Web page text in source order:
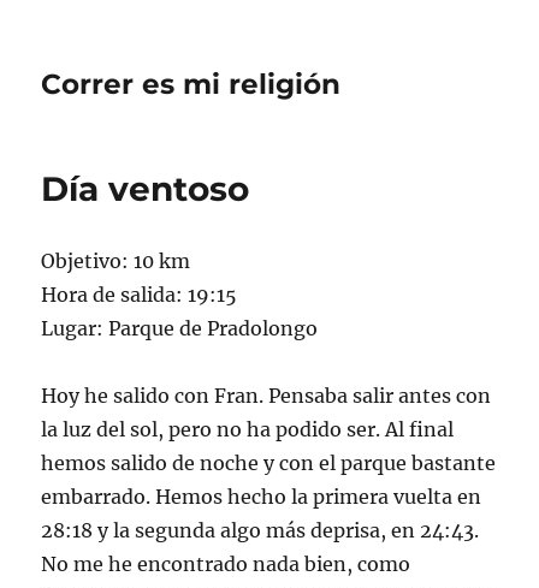
Correr es mi religión
Día ventoso
Objetivo: 10 km
Hora de salida: 19:15
Lugar: Parque de Pradolongo
Hoy he salido con Fran. Pensaba salir antes con
la luz del sol, pero no ha podido ser. Al final
hemos salido de noche y con el parque bastante
embarrado. Hemos hecho la primera vuelta en
28:18 y la segunda algo más deprisa, en 24:43.
No me he encontrado nada bien, como